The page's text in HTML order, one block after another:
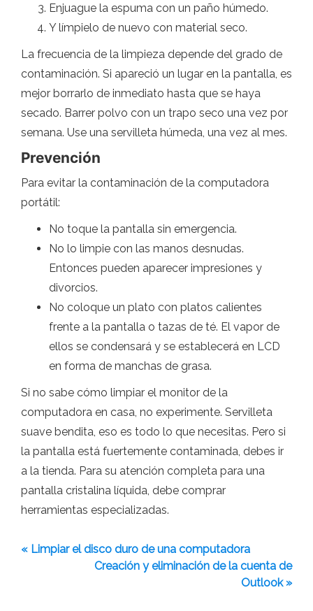
Enjuague la espuma con un paño húmedo.
Y límpielo de nuevo con material seco.
La frecuencia de la limpieza depende del grado de
contaminación. Si apareció un lugar en la pantalla, es
mejor borrarlo de inmediato hasta que se haya
secado. Barrer polvo con un trapo seco una vez por
semana. Use una servilleta húmeda, una vez al mes.
Prevención
Para evitar la contaminación de la computadora
portátil:
No toque la pantalla sin emergencia.
No lo limpie con las manos desnudas.
Entonces pueden aparecer impresiones y
divorcios.
No coloque un plato con platos calientes
frente a la pantalla o tazas de té. El vapor de
ellos se condensará y se establecerá en LCD
en forma de manchas de grasa.
Si no sabe cómo limpiar el monitor de la
computadora en casa, no experimente. Servilleta
suave bendita, eso es todo lo que necesitas. Pero si
la pantalla está fuertemente contaminada, debes ir
a la tienda. Para su atención completa para una
pantalla cristalina líquida, debe comprar
herramientas especializadas.
« Limpiar el disco duro de una computadora
Creación y eliminación de la cuenta de
Outlook »